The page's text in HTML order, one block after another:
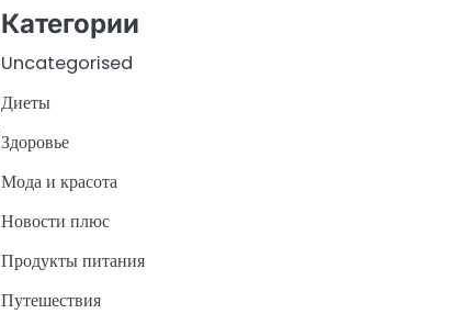
Категории
Uncategorised
Диеты
Здоровье
Мода и красота
Новости плюс
Продукты питания
Путешествия